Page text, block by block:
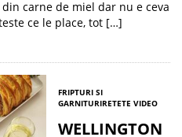
carne de miel dar nu e ceva
ce le place, tot […]
FRIPTURI SI
GARNITURIRETETE VIDEO
WELLINGTON